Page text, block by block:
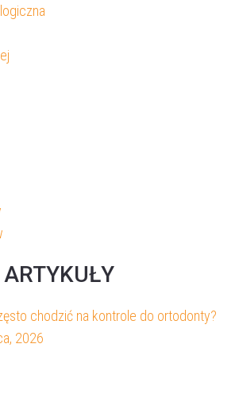
chodzić na kontrole do ortodonty?
2026